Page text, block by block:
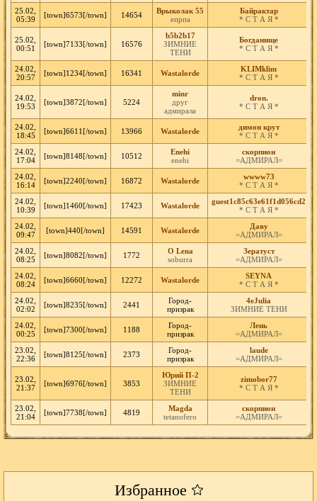
25.02,
05:39
[town]6573[/town] 14654
Врыколак 55
епрпа
Байрактар
* С Т А Я *
25.02,
00:51
[town]7133[/town] 16576
b5b2b17
ЗИМНИЕ
ТЕНИ
Богданище
* С Т А Я *
24.02,
20:57
[town]1234[/town] 16341 Wastalorde
KLIMklim
* С Т А Я *
24.02,
19:53
[town]3872[/town] 5224
minr
друг
адмирала
dron.
* С Т А Я *
24.02,
18:45
[town]6611[/town] 13966 Wastalorde
димон крут
* С Т А Я *
24.02,
17:04
[town]8148[/town] 10512
Enehi
enehi
cкорпион
=АДМИРАЛ=
24.02,
16:14
[town]2240[/town] 16872 Wastalorde
wwww73
* С Т А Я *
24.02,
10:39
[town]1460[/town] 17423 Wastalorde
guest1c85c63e61f1d056cd2
* С Т А Я *
24.02,
09:47
[town]440[/town] 14591 Wastalorde
Даву
=АДМИРАЛ=
24.02,
08:25
[town]8082[/town] 1772
O Lena
soburra
Зератуст
=АДМИРАЛ=
24.02,
08:24
[town]6660[/town] 12272 Wastalorde
SEYNA
* С Т А Я *
24.02,
02:02
[town]8235[/town] 2441
Город-
призрак
4еJulia
ЗИМНИЕ ТЕНИ
24.02,
00:25
[town]7300[/town] 1188
Город-
призрак
Лень
=АДМИРАЛ=
23.02,
22:36
[town]8125[/town] 2373
Город-
призрак
laude
=АДМИРАЛ=
23.02,
21:37
[town]6976[/town] 3853
Юрий П-2
ЗИМНИЕ
ТЕНИ
zimobor77
* С Т А Я *
23.02,
21:04
[town]7738[/town] 4819
Magda
tetanofero
cкорпион
=АДМИРАЛ=
Избранное